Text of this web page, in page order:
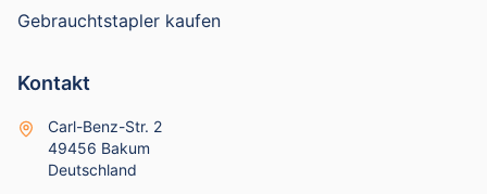
Gebrauchtstapler kaufen
Kontakt
Carl-Benz-Str. 2
49456 Bakum
Deutschland